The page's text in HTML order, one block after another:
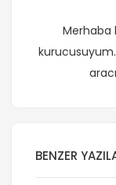
Merhaba
kurucusuyum.
BENZER